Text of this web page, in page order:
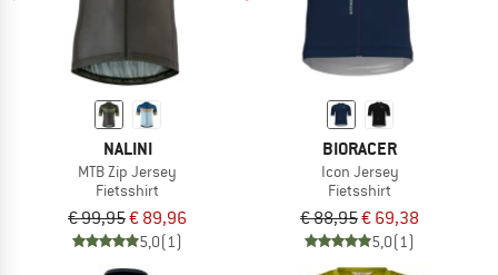
NALINI
MTB Zip Jersey
Fietsshirt
€ 99,95€ 89,96
5,0(1)
BIORACER
Icon Jersey
Fietsshirt
€ 88,95€ 69,38
5,0(1)